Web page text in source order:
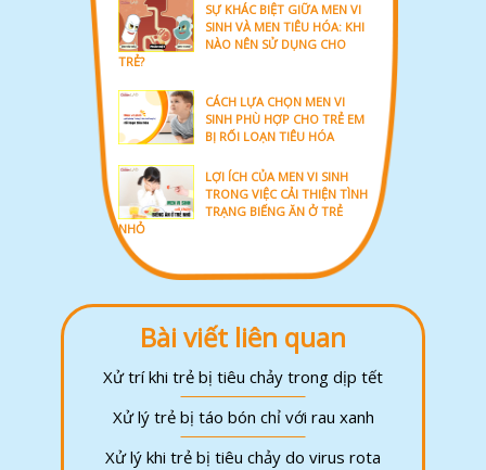
SỰ KHÁC BIỆT GIỮA MEN VI
SINH VÀ MEN TIÊU HÓA: KHI
NÀO NÊN SỬ DỤNG CHO
TRẺ?
CÁCH LỰA CHỌN MEN VI
SINH PHÙ HỢP CHO TRẺ EM
BỊ RỐI LOẠN TIÊU HÓA
LỢI ÍCH CỦA MEN VI SINH
TRONG VIỆC CẢI THIỆN TÌNH
TRẠNG BIẾNG ĂN Ở TRẺ
NHỎ
Bài viết liên quan
Xử trí khi trẻ bị tiêu chảy trong dịp tết
Xử lý trẻ bị táo bón chỉ với rau xanh
Xử lý khi trẻ bị tiêu chảy do virus rota